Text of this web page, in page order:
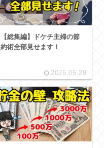
【総集編】ドケチ主婦の節
約術全部見せます！
2026.05.29